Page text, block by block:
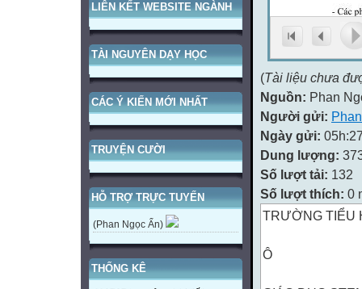
LIÊN KẾT WEBSITE NGÀNH
TÀI NGUYÊN DẠY HỌC
CÁC Ý KIẾN MỚI NHẤT
TRUYỆN CƯỜI
HỖ TRỢ TRỰC TUYẾN
(Phan Ngọc Ẩn)
THỐNG KÊ
(Tài liệu chưa
Nguồn: Phan
Người gửi:
Ngày gửi:
Dung lượng:
Số lượt tải: 132
Số lượt thích: 0
TRƯỜNG TIỂU
Ô